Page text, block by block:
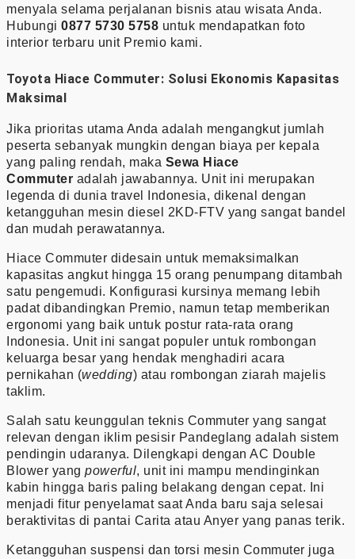
menyala selama perjalanan bisnis atau wisata Anda.
Hubungi 0877 5730 5758 untuk mendapatkan foto
interior terbaru unit Premio kami.
Toyota Hiace Commuter: Solusi Ekonomis Kapasitas
Maksimal
Jika prioritas utama Anda adalah mengangkut jumlah
peserta sebanyak mungkin dengan biaya per kepala
yang paling rendah, maka Sewa Hiace
Commuter adalah jawabannya. Unit ini merupakan
legenda di dunia travel Indonesia, dikenal dengan
ketangguhan mesin diesel 2KD-FTV yang sangat bandel
dan mudah perawatannya.
Hiace Commuter didesain untuk memaksimalkan
kapasitas angkut hingga 15 orang penumpang ditambah
satu pengemudi. Konfigurasi kursinya memang lebih
padat dibandingkan Premio, namun tetap memberikan
ergonomi yang baik untuk postur rata-rata orang
Indonesia. Unit ini sangat populer untuk rombongan
keluarga besar yang hendak menghadiri acara
pernikahan (wedding) atau rombongan ziarah majelis
taklim.
Salah satu keunggulan teknis Commuter yang sangat
relevan dengan iklim pesisir Pandeglang adalah sistem
pendingin udaranya. Dilengkapi dengan AC Double
Blower yang powerful, unit ini mampu mendinginkan
kabin hingga baris paling belakang dengan cepat. Ini
menjadi fitur penyelamat saat Anda baru saja selesai
beraktivitas di pantai Carita atau Anyer yang panas terik.
Ketangguhan suspensi dan torsi mesin Commuter juga